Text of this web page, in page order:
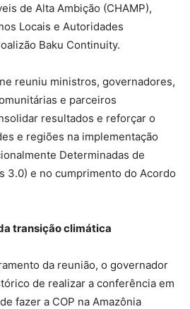
de Alta Ambição (CHAMP),
Locais e Autoridades
Baku Continuity.
reuniu ministros, governadores,
e parceiros
resultados e reforçar o
e regiões na implementação
Determinadas de
3.0) e no cumprimento do Acordo
transição climática
da reunião, o governador
de realizar a conferência em
fazer a COP na Amazônia